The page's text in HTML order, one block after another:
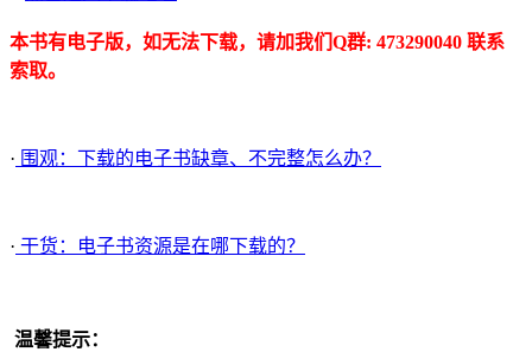
本书有电子版，如无法下载，请加我们Q群: 473290040 联系
索取。
· 围观：下载的电子书缺章、不完整怎么办？
· 干货：电子书资源是在哪下载的？
温馨提示：